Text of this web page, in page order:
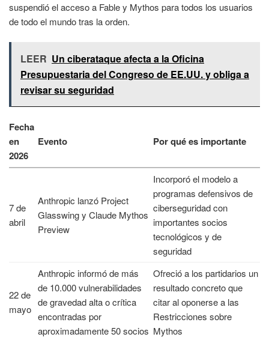
suspendió el acceso a Fable y Mythos para todos los usuarios
de todo el mundo tras la orden.
LEER Un ciberataque afecta a la Oficina
Presupuestaria del Congreso de EE.UU. y obliga a
revisar su seguridad
Fecha
en
2026
Evento Por qué es importante
7 de
abril
Anthropic lanzó Project
Glasswing y Claude Mythos
Preview
Incorporó el modelo a
programas defensivos de
ciberseguridad con
importantes socios
tecnológicos y de
seguridad
22 de
mayo
Anthropic informó de más
de 10.000 vulnerabilidades
de gravedad alta o crítica
encontradas por
aproximadamente 50 socios
Ofreció a los partidarios un
resultado concreto que
citar al oponerse a las
Restricciones sobre
Mythos